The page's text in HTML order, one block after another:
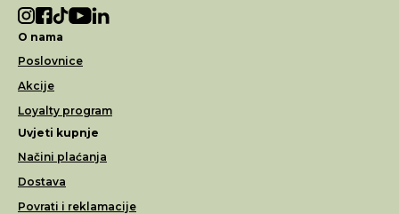
O nama
Poslovnice
Akcije
Loyalty program
Uvjeti kupnje
Načini plaćanja
Dostava
Povrati i reklamacije